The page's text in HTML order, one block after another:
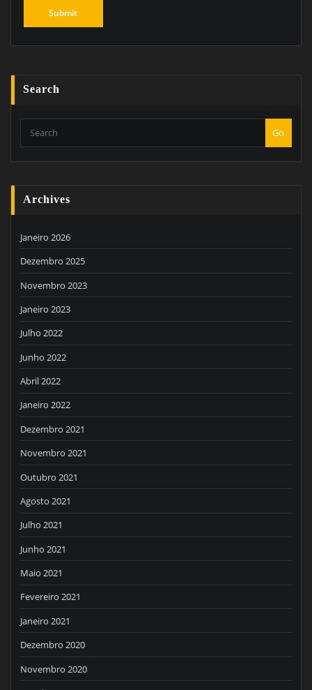
Search
Go
Archives
Janeiro 2026
Dezembro 2025
Novembro 2023
Janeiro 2023
Julho 2022
Junho 2022
Abril 2022
Janeiro 2022
Dezembro 2021
Novembro 2021
Outubro 2021
Agosto 2021
Julho 2021
Junho 2021
Maio 2021
Fevereiro 2021
Janeiro 2021
Dezembro 2020
Novembro 2020